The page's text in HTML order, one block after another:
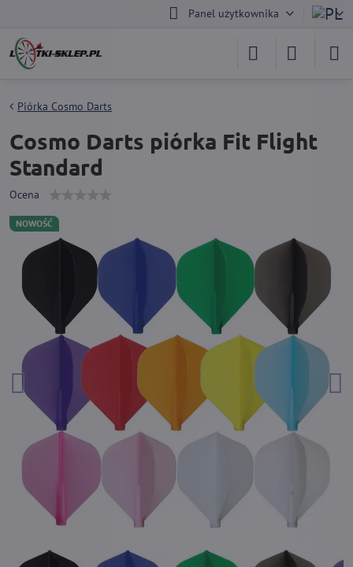
Panel użytkownika
NOWOŚĆ
Piórka Cosmo Darts
Cosmo Darts piórka Fit Flight
Standard
Ocena